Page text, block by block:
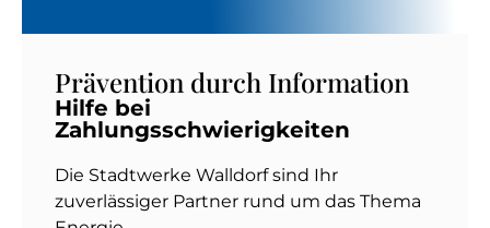
Prävention durch Information
Hilfe bei
Zahlungsschwierigkeiten
Die Stadtwerke Walldorf sind Ihr
zuverlässiger Partner rund um das Thema